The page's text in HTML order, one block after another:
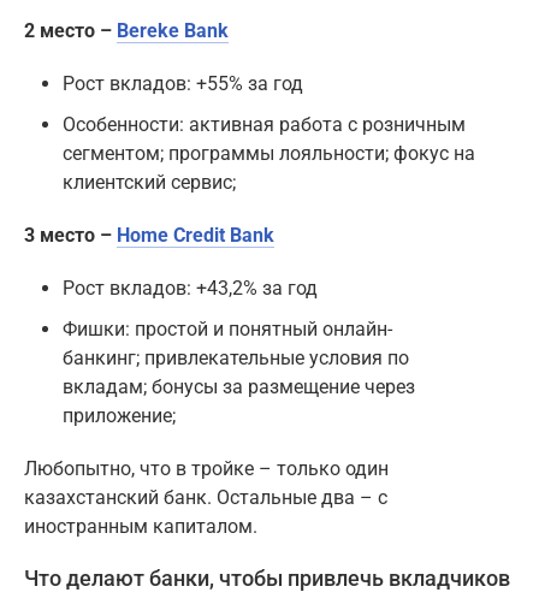
2 место – Bereke Bank
Рост вкладов: +55% за год
Особенности: активная работа с розничным
сегментом; программы лояльности; фокус на
клиентский сервис;
3 место – Home Credit Bank
Рост вкладов: +43,2% за год
Фишки: простой и понятный онлайн-
банкинг; привлекательные условия по
вкладам; бонусы за размещение через
приложение;
Любопытно, что в тройке – только один
казахстанский банк. Oстальные два – с
иностранным капиталом.
Что делают банки, чтобы привлечь вкладчиков